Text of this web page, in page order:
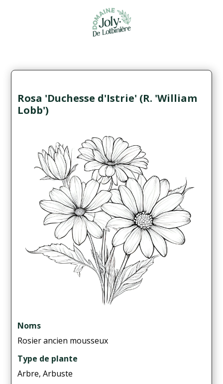
Rosa 'Duchesse d'Istrie' (R. 'William
Lobb')
Noms
Rosier ancien mousseux
Type de plante
Arbre, Arbuste